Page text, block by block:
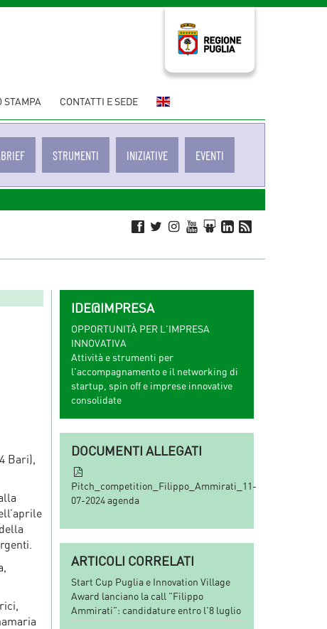
STAMPA CONTATTI E SEDE
THE
VERSION
STRUMENTI INIZIATIVE EVENTI
Bari),
IDE@IMPRESA
OPPORTUNITÀ PER L'IMPRESA
INNOVATIVA
Attività e strumenti per
l'accompagnamento e il networking di
startup, spin off e imprese innovative
consolidate
DOCUMENTI ALLEGATI
Pitch_competition_Filippo_Ammirati_11-
07-2024 agenda
ARTICOLI CORRELATI
Start Cup Puglia e Innovation Village
Award lanciano la call "Filippo
Ammirati": candidature entro l'8 luglio